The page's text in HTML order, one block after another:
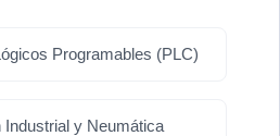
Programables (PLC)
Industrial y Neumática